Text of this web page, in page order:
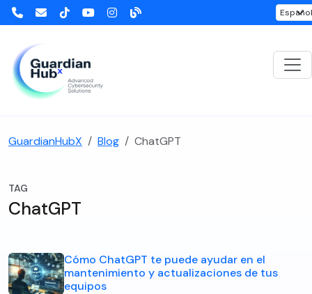
GuardianHubX Blog ChatGPT
TAG
ChatGPT
Cómo ChatGPT te puede ayudar en el
mantenimiento y actualizaciones de tus
equipos